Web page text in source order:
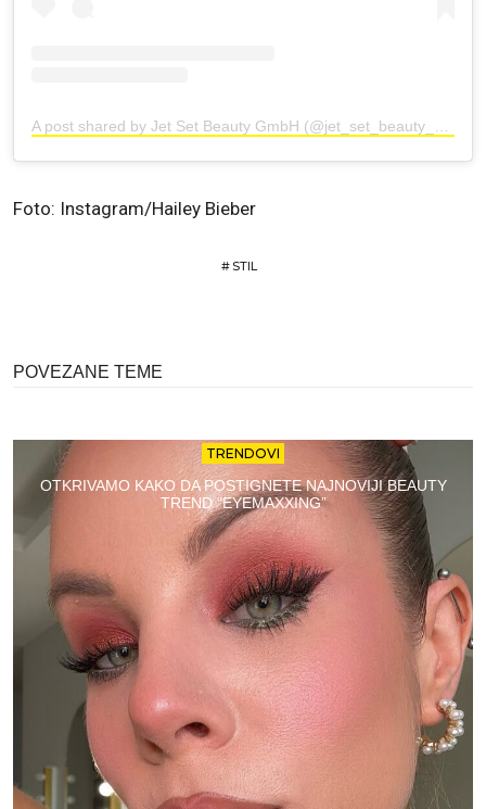
Foto: Instagram/Hailey Bieber
# STIL
POVEZANE TEME
TRENDOVI
OTKRIVAMO KAKO DA POSTIGNETE NAJNOVIJI BEAUTY
TREND “EYEMAXXING”